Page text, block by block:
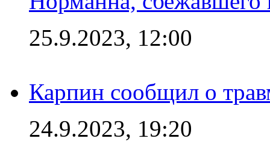
25.9.2023, 12:00
Карпин сообщил о
24.9.2023, 19:20